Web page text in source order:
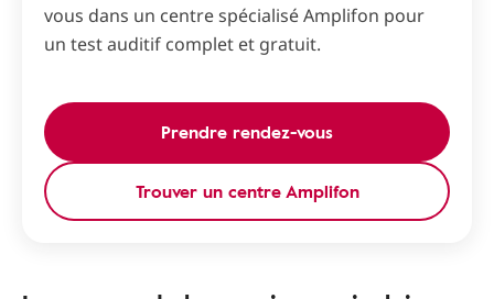
vous dans un centre spécialisé Amplifon pour
un test auditif complet et gratuit.
Prendre rendez-vous
Trouver un centre Amplifon